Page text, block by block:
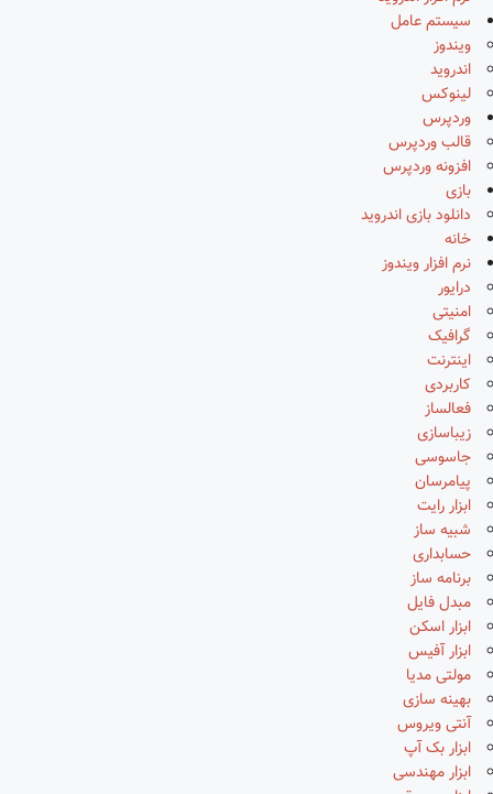
سیستم عامل
ویندوز
اندروید
لینوکس
وردپرس
قالب وردپرس
افزونه وردپرس
بازی
دانلود بازی اندروید
خانه
نرم افزار ویندوز
درایور
امنیتی
گرافیک
اینترنت
کاربردی
فعالساز
زیباسازی
جاسوسی
پیامرسان
ابزار رایت
شبیه ساز
حسابداری
برنامه ساز
مبدل فایل
ابزار اسکن
ابزار آفیس
مولتی مدیا
بهینه سازی
آنتی ویروس
ابزار بک آپ
ابزار مهندسی